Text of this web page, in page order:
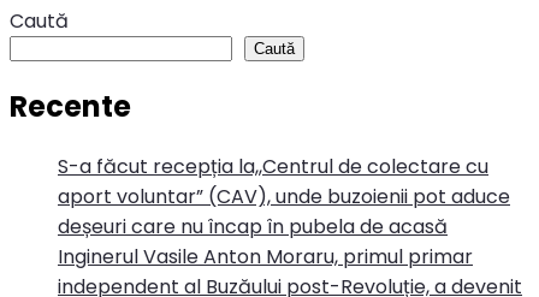
Caută
Caută
Recente
S-a făcut recepția la,,Centrul de colectare cu
aport voluntar” (CAV), unde buzoienii pot aduce
deșeuri care nu încap în pubela de acasă
Inginerul Vasile Anton Moraru, primul primar
independent al Buzăului post-Revoluție, a devenit